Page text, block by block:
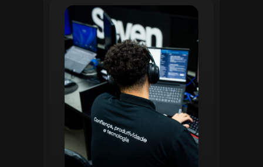
O planejamento dentro do CGI é
realizado por uma equipe
especializada que utiliza
ferramentas avançadas para
estruturar ordens de serviço, fluxos
de trabalho e parametrizações
operacionais. Essa etapa envolve a
análise detalhada de criticidade por
atividade, permitindo alocar
recursos de forma eficiente e
garantir que todas as ações estejam
alinhadas aos objetivos
estratégicos.